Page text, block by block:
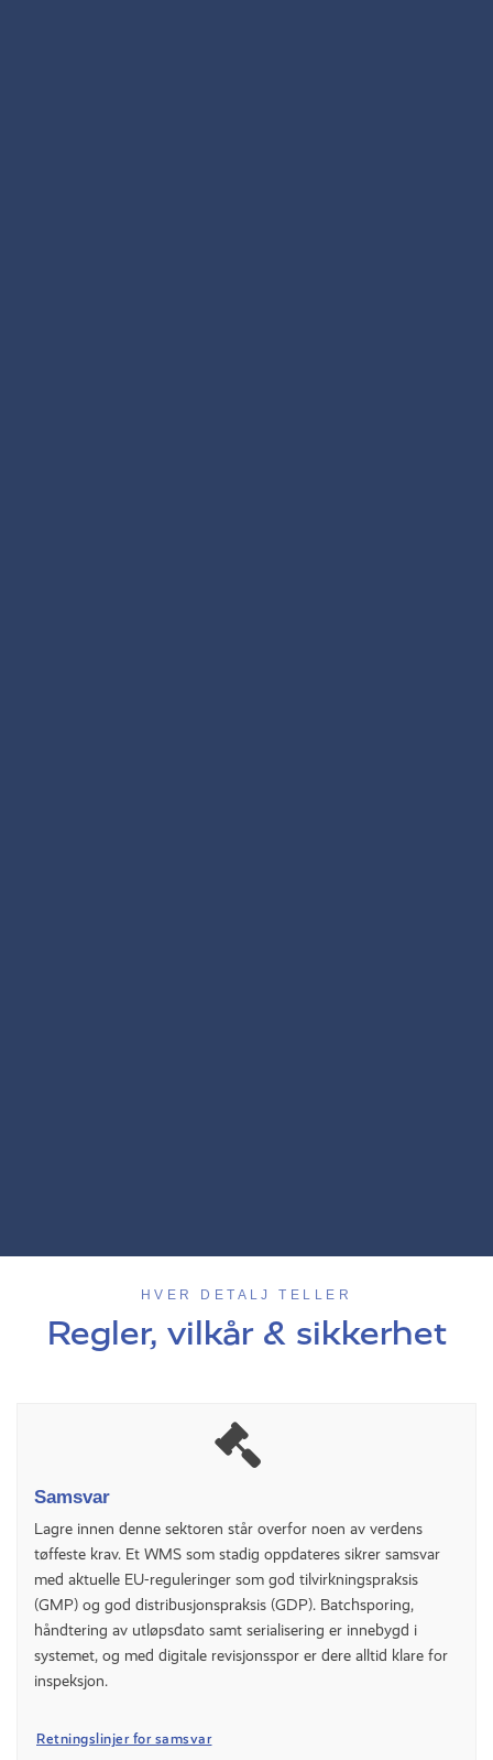
HVER DETALJ TELLER
Regler, vilkår & sikkerhet
Samsvar
Lagre innen denne sektoren står overfor noen av verdens
tøffeste krav. Et WMS som stadig oppdateres sikrer samsvar
med aktuelle EU-reguleringer som god tilvirkningspraksis
(GMP) og god distribusjonspraksis (GDP). Batchsporing,
håndtering av utløpsdato samt serialisering er innebygd i
systemet, og med digitale revisjonsspor er dere alltid klare for
inspeksjon.
Retningslinjer for samsvar